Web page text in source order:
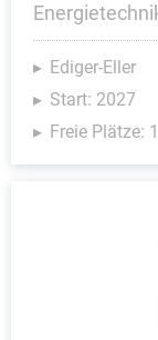
Ediger-Eller
Start: 2027
Freie Plätze: 1